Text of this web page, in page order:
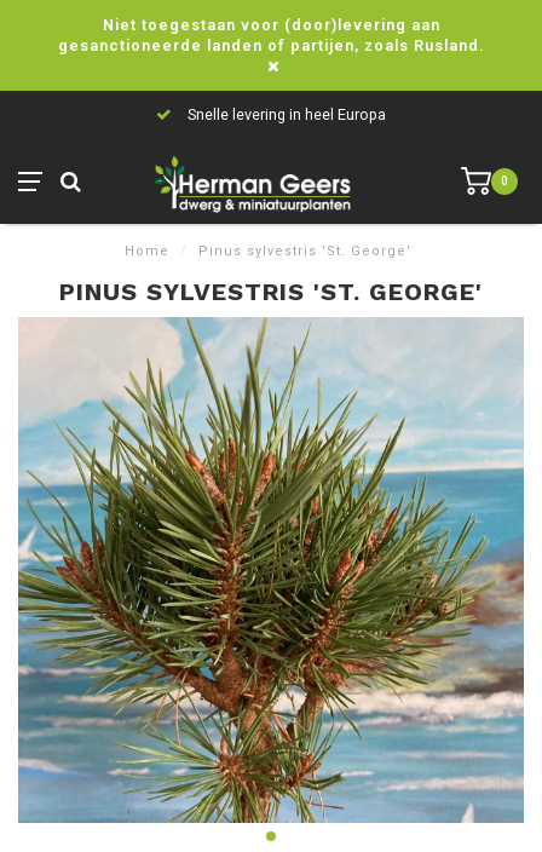
Niet toegestaan voor (door)levering aan
gesanctioneerde landen of partijen, zoals Rusland.
Snelle levering in heel Europa
0
Home / Pinus sylvestris 'St. George'
PINUS SYLVESTRIS 'ST. GEORGE'